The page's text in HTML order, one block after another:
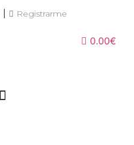
Registrarme
0.00€